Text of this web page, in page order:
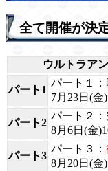
全て開催が決
ウルトラア
パート1
パート１：
7月23日(金
パート2
パート２：
8月6日(金
パート3
パート３：
8月20日(金